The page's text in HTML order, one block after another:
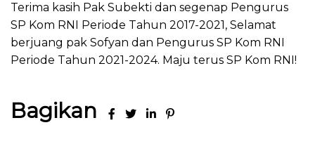
Terima kasih Pak Subekti dan segenap Pengurus
SP Kom RNI Periode Tahun 2017-2021, Selamat
berjuang pak Sofyan dan Pengurus SP Kom RNI
Periode Tahun 2021-2024. Maju terus SP Kom RNI!
Bagikan